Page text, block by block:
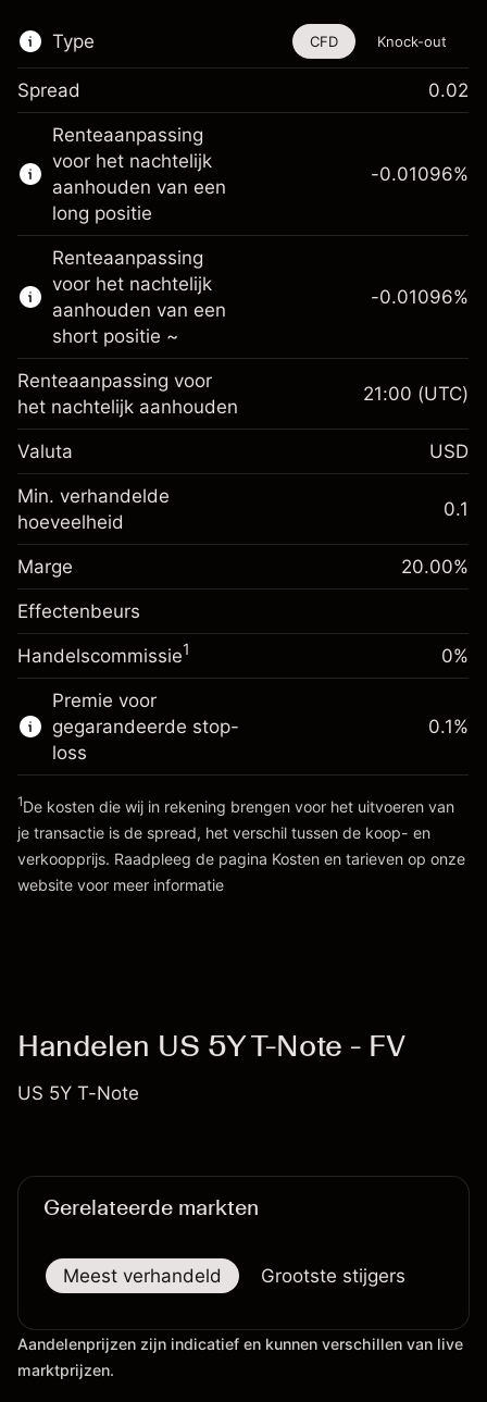
Type
De handel in CFD's en knock-outs is
beschikbaar voor dit financiële instrument.
Meer informatie over:
CFD's
Knock-outs
CFD Knock-out
Spread 0.02
Renteaanpassing
voor het nachtelijk
aanhouden van een
long positie
Marge. Uw investering
$1,000.00
Renteaanpassing voor
Kosten voor de volledige
waarde van de positie
-0.01096
%
Positiegrootte met hefboom ~$5,000.00
Bedrag van hefboom ~
Ga naar het platform
-0.01096%
Renteaanpassing
voor het nachtelijk
aanhouden van een
short positie ~
Marge. Uw investering
het nachtelijk aanhouden
Kosten voor de volledige
waarde van de positie
-0.01096
%
Positiegrootte met hefboom ~
Bedrag van hefboom ~
Ga naar het platform
-0.01096%
Renteaanpassing voor
het nachtelijk aanhouden
21:00 (UTC)
Valuta USD
Min. verhandelde
hoeveelheid
0.1
Marge 20.00%
Effectenbeurs
Handelscommissie1 0%
Premie voor
gegarandeerde stop-
loss
0.1%
1De kosten die wij in rekening brengen voor het uitvoeren van
je transactie is de spread, het verschil tussen de koop- en
verkoopprijs. Raadpleeg de pagina Kosten en tarieven op onze
website voor meer informatie
Handelen US 5Y T-Note - FV
US 5Y T-Note
Gerelateerde markten
Meest verhandeld Grootste stijgers
Aandelenprijzen zijn indicatief en kunnen verschillen van live
marktprijzen.